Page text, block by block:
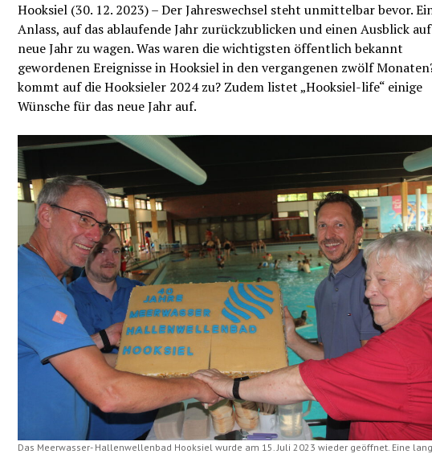
Hooksiel (30. 12. 2023) – Der Jahreswechsel steht unmittelbar bevor.
Anlass, auf das ablaufende Jahr zurückzublicken und einen Ausblick
neue Jahr zu wagen. Was waren die wichtigsten öffentlich bekannt
gewordenen Ereignisse in Hooksiel in den vergangenen zwölf
kommt auf die Hooksieler 2024 zu? Zudem listet „Hooksiel-life“ einige
Wünsche für das neue Jahr auf.
Das Meerwasser- Hallenwellenbad Hooksiel wurde am 15. Juli 2023 wieder geöffnet. Eine